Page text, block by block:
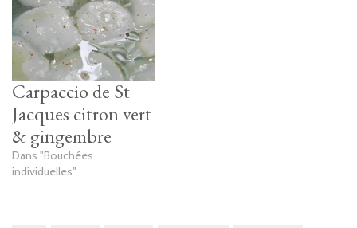
Carpaccio de St
Jacques citron vert
& gingembre
Dans "Bouchées
individuelles"